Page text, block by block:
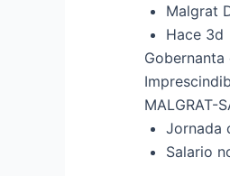
Malgrat
Hace 3d
Gobernanta
MALGRAT-
Jornada
Salario